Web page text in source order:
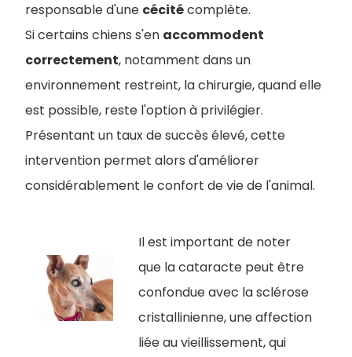
responsable d'une cécitécomplète.
Si certains chiens s'en accommodent
correctement, notamment dans un
environnement restreint, la chirurgie, quand elle
est possible, reste l'option à privilégier.
Présentant un taux de succès élevé, cette
intervention permet alors d'améliorer
considérablement le confort de vie de l'animal.
Il est important de noter
que la cataracte peut être
confondue avec la sclérose
cristallinienne, une affection
liée au vieillissement, qui